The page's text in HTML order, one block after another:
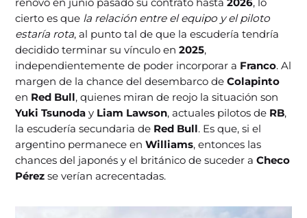
renovó en junio pasado su contrato hasta2026, lo
cierto es que la relación entre el equipo y el piloto
estaría rota, al punto tal de que la escudería tendría
decidido terminar su vínculo en2025,
independientemente de poder incorporar a Franco. Al
margen de la chance del desembarco deColapinto
en Red Bull, quienes miran de reojo la situación son
Yuki Tsunoday Liam Lawson, actuales pilotos de RB,
la escudería secundaria de Red Bull. Es que, si el
argentino permanece enWilliams, entonces las
chances del japonés y el británico de suceder aCheco
Pérezse verían acrecentadas.